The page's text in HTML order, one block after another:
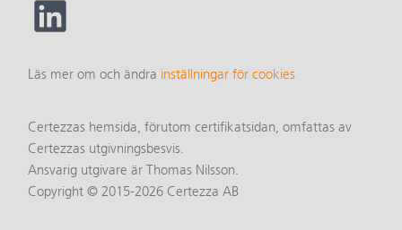
Läs mer om och ändra inställningar för cookies
Certezzas hemsida, förutom certifikatsidan, omfattas av
Certezzas utgivningsbesvis.
Ansvarig utgivare är Thomas Nilsson.
Copyright © 2015-2026 Certezza AB